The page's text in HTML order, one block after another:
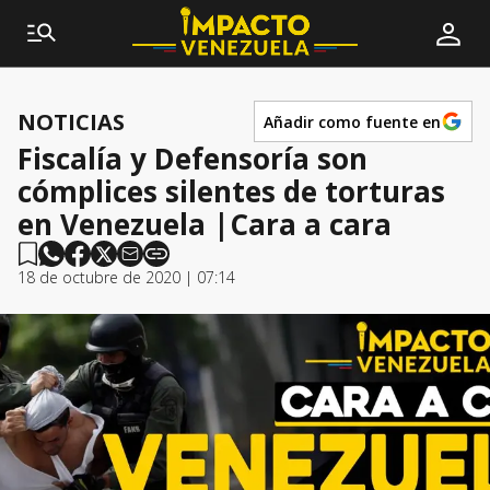
NOTICIAS Añadir como fuente en
Fiscalía y Defensoría son
cómplices silentes de torturas
en Venezuela |Cara a cara
18 de octubre de 2020 | 07:14